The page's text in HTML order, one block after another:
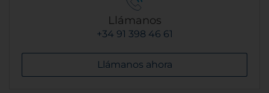
Llámanos
+34 91 398 46 61
Llámanos ahora